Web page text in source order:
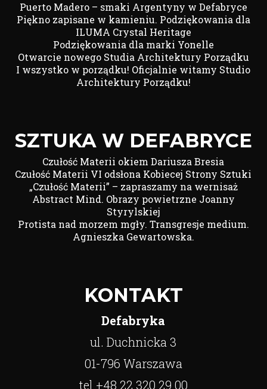
Puerto Madero – smaki Argentyny w Defabryce
Piękno zapisane w kamieniu. Podziękowania dla
ILUMA Crystal Heritage
Podziękowania dla marki Yonelle
Otwarcie nowego Studia Architektury Porządku
I wszystko w porządku! Oficjalnie witamy Studio
Architektury Porządku!
SZTUKA W DEFABRYCE
Czułość Materii okiem Dariusza Bresia
Czułość Materii VI odsłona Kobiecej Strony Sztuki
„Czułość Materii” – zapraszamy na wernisaż
Abstract Mind. Obrazy powietrzne Joanny
Styrylskiej
Protista nad morzem mgły. Transgresje medium.
Agnieszka Gewartowska.
KONTAKT
Defabryka
ul. Duchnicka 3
01-796 Warszawa
tel +48 22 320 29 00